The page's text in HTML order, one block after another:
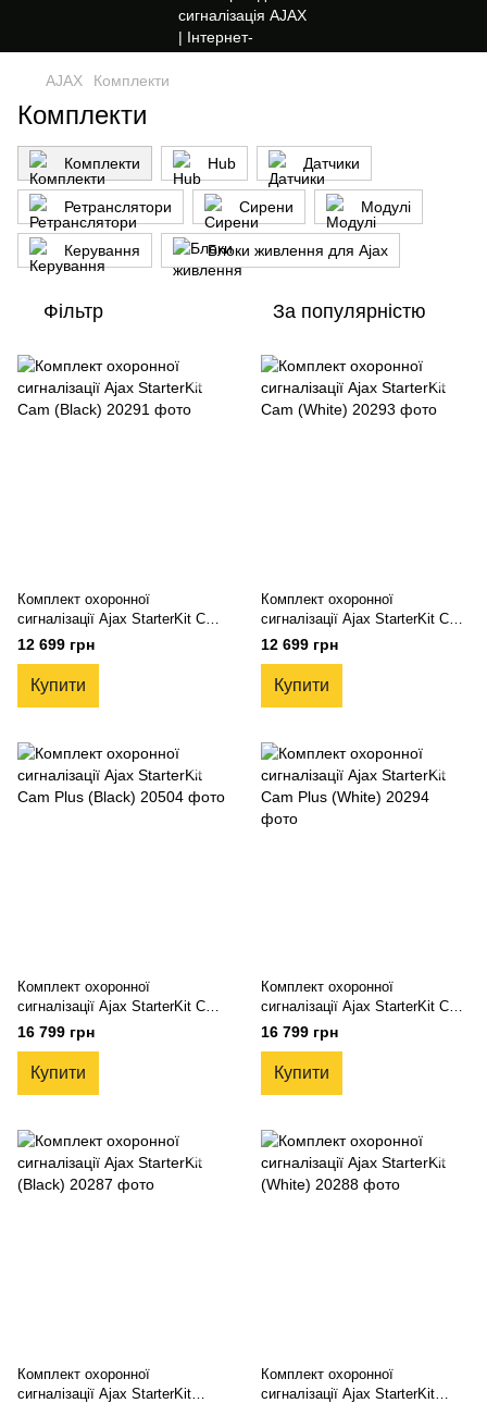
AJAX Комплекти
Комплекти
Комплекти Hub Датчики
Ретранслятори Сирени Модулі
Керування Блоки живлення для Ajax
Фільтр За популярністю
Комплект охоронної
сигналізації Ajax StarterKit Cam
(Black)
12 699 грн
Купити
Комплект охоронної
сигналізації Ajax StarterKit Cam
(White)
12 699 грн
Купити
Комплект охоронної
сигналізації Ajax StarterKit Cam
Plus (Black)
16 799 грн
Купити
Комплект охоронної
сигналізації Ajax StarterKit Cam
Plus (White)
16 799 грн
Купити
Комплект охоронної
сигналізації Ajax StarterKit
Комплект охоронної
сигналізації Ajax StarterKit